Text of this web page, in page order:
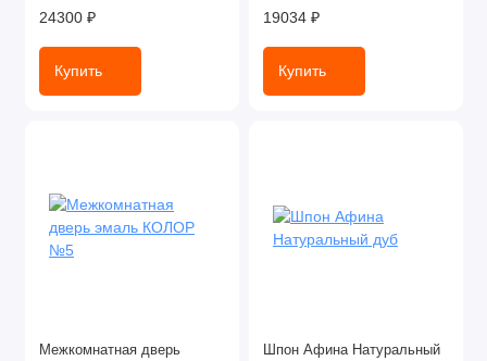
24300 ₽
Купить
ALU Black
19034 ₽
Купить
Межкомнатная дверь
Шпон Афина Натуральный